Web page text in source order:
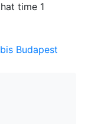
time 1
Budapest